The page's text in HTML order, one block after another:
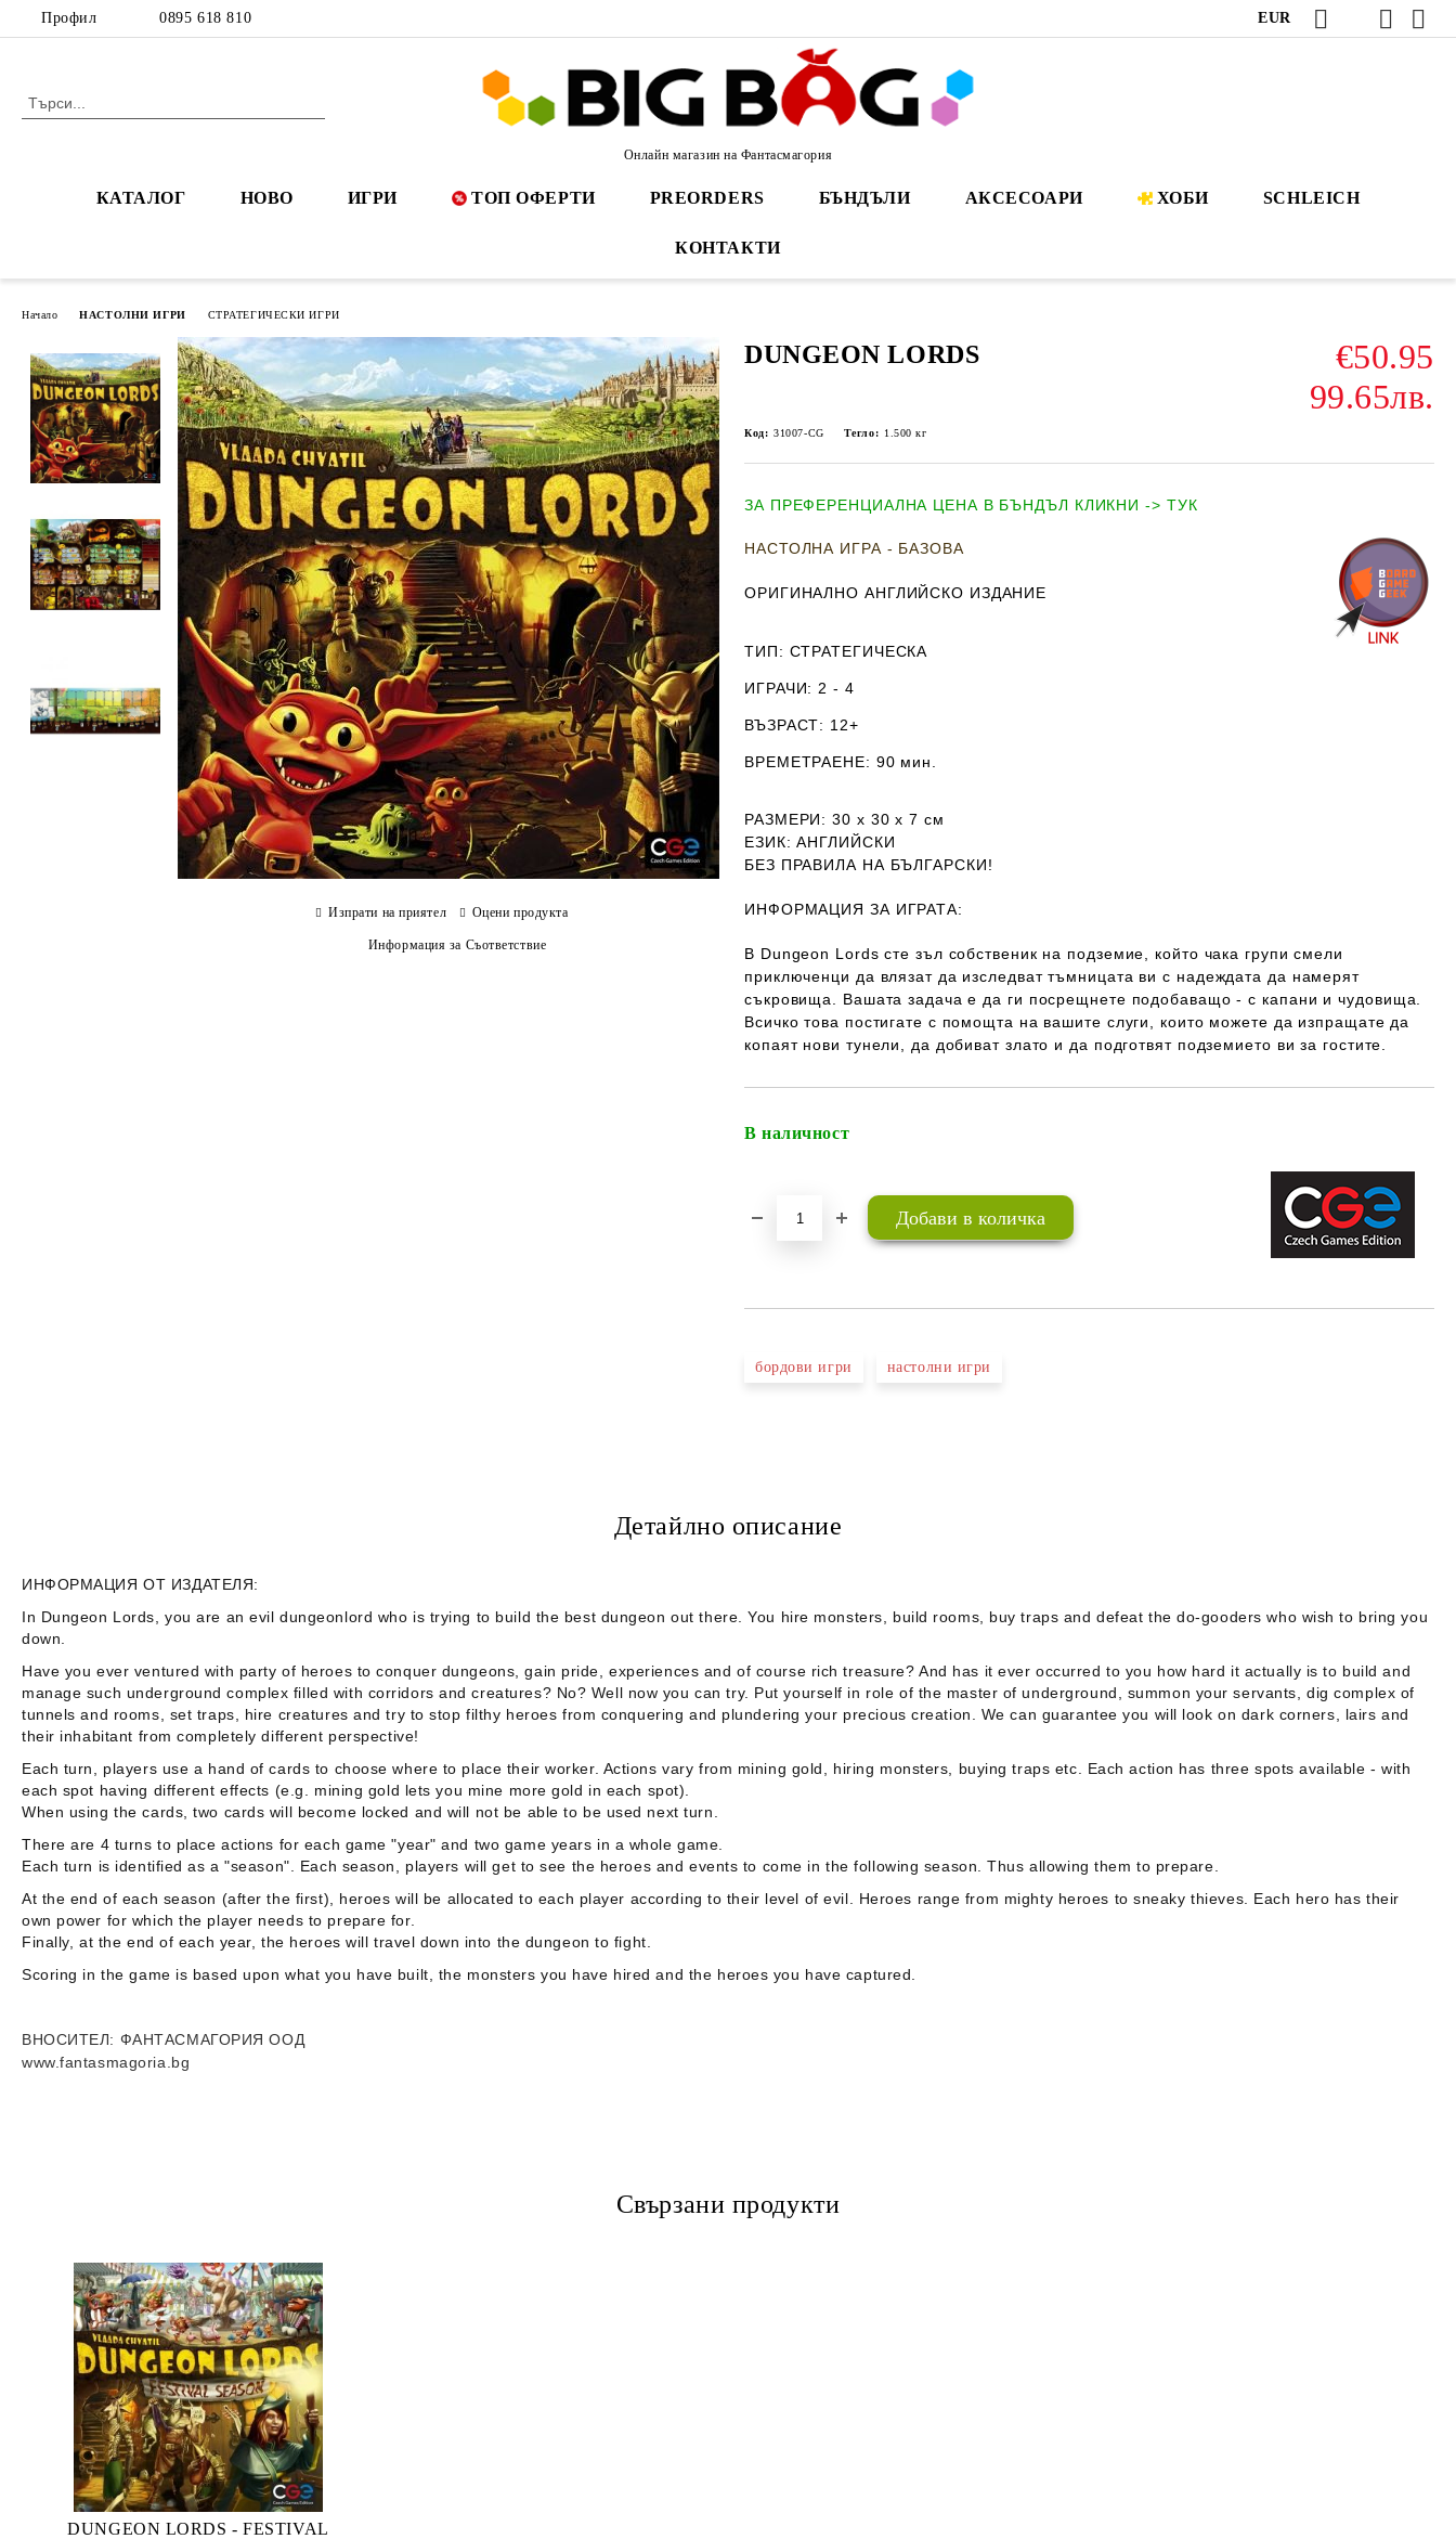
Профил 0895 618 810 EUR
Онлайн магазин на Фантасмагория
КАТАЛОГ НОВО ИГРИ ТОП ОФЕРТИ PREORDERS БЪНДЪЛИ АКСЕСОАРИ ХОБИ SCHLEICH
КОНТАКТИ
Начало НАСТОЛНИ ИГРИ СТРАТЕГИЧЕСКИ ИГРИ
DUNGEON LORDS
€50.95
99.65лв.
Код: 31007-CG Тегло: 1.500 кг
ЗА ПРЕФЕРЕНЦИАЛНА ЦЕНА В БЪНДЪЛ КЛИКНИ -> ТУК
НАСТОЛНА ИГРА - БАЗОВА
ОРИГИНАЛНО АНГЛИЙСКО ИЗДАНИЕ
ТИП: СТРАТЕГИЧЕСКА
ИГРАЧИ: 2 - 4
ВЪЗРАСТ: 12+
ВРЕМЕТРАЕНЕ: 90 мин.
РАЗМЕРИ: 30 х 30 х 7 см
ЕЗИК: АНГЛИЙСКИ
БЕЗ ПРАВИЛА НА БЪЛГАРСКИ!
ИНФОРМАЦИЯ ЗА ИГРАТА:
B Dungeon Lords сте зъл собственик на подземие, който чака групи смели
приключенци да влязат да изследват тъмницата ви с надеждата да намерят
съкровища. Вашата задача е да ги посрещнете подобаващо - с капани и чудовища.
Всичко това постигате с помощта на вашите слуги, които можете да изпращате да
копаят нови тунели, да добиват злато и да подготвят подземието ви за гостите.
В наличност
бордови игри настолни игри
Изпрати на приятел Оцени продукта
Информация за Съответствие
Детайлно описание
ИНФОРМАЦИЯ ОТ ИЗДАТЕЛЯ:
In Dungeon Lords , you are an evil dungeonlord who is trying to build the best dungeon out there. You hire monsters, build rooms, buy traps and defeat the do-gooders who wish to bring you
down.
Have you ever ventured with party of heroes to conquer dungeons, gain pride, experiences and of course rich treasure? And has it ever occurred to you how hard it actually is to build and
manage such underground complex filled with corridors and creatures? No? Well now you can try. Put yourself in role of the master of underground, summon your servants, dig complex of
tunnels and rooms, set traps, hire creatures and try to stop filthy heroes from conquering and plundering your precious creation. We can guarantee you will look on dark corners, lairs and
their inhabitant from completely different perspective!
Each turn, players use a hand of cards to choose where to place their worker. Actions vary from mining gold, hiring monsters, buying traps etc. Each action has three spots available - with
each spot having different effects (e.g. mining gold lets you mine more gold in each spot).
When using the cards, two cards will become locked and will not be able to be used next turn.
There are 4 turns to place actions for each game "year" and two game years in a whole game.
Each turn is identified as a "season". Each season, players will get to see the heroes and events to come in the following season. Thus allowing them to prepare.
At the end of each season (after the first), heroes will be allocated to each player according to their level of evil. Heroes range from mighty heroes to sneaky thieves. Each hero has their
own power for which the player needs to prepare for.
Finally, at the end of each year, the heroes will travel down into the dungeon to fight.
Scoring in the game is based upon what you have built, the monsters you have hired and the heroes you have captured.
ВНОСИТЕЛ: ФАНТАСМАГОРИЯ ООД
www.fantasmagoria.bg
Свързани продукти
DUNGEON LORDS - FESTIVAL